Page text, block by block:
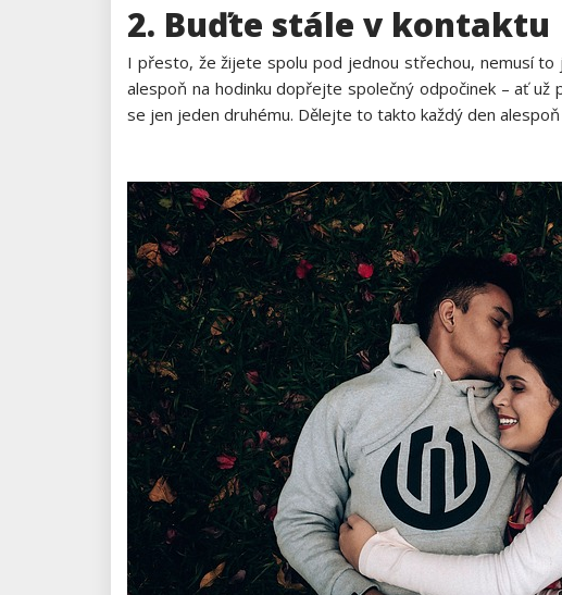
2. Buďte stále v kontaktu
I přesto, že žijete spolu pod jednou střechou, nemusí
alespoň na hodinku dopřejte společný odpočinek – ať už
se jen jeden druhému. Dělejte to takto každý den alespoň